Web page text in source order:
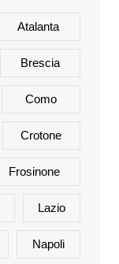
Atalanta
Brescia
Como
Crotone
Frosinone
Lazio
Napoli